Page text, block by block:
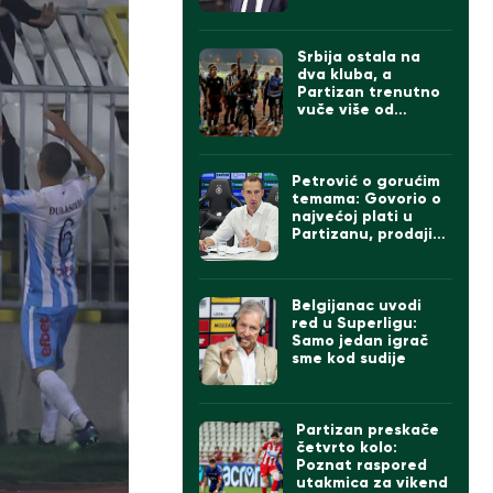
Srbija ostala na
dva kluba, a
Partizan trenutno
vuče više od
Petrović o gorućim
temama: Govorio o
najvećoj plati u
Partizanu, prodaji
Belgijanac uvodi
red u Superligu:
Samo jedan igrač
sme kod sudije
Partizan preskače
četvrto kolo:
Poznat raspored
utakmica za vikend